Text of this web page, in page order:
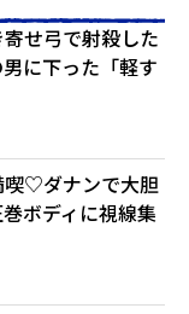
せ弓で射殺した
に下った「軽す
喫♡ダナンで大胆
ボディに視線集